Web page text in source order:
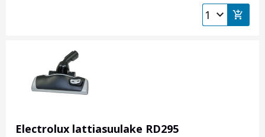
Electrolux lattiasuulake RD295